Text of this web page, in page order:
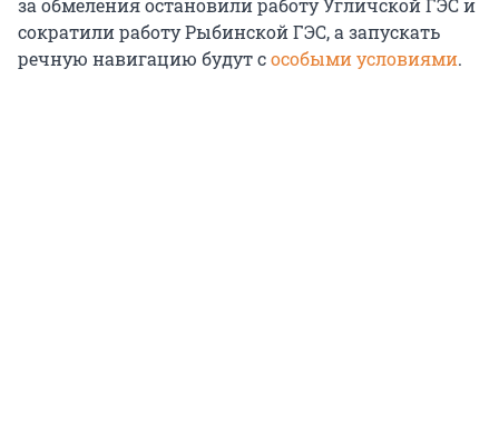
за обмеления остановили работу Угличской ГЭС и
сократили работу Рыбинской ГЭС, а запускать
речную навигацию будут сособыми условиями.